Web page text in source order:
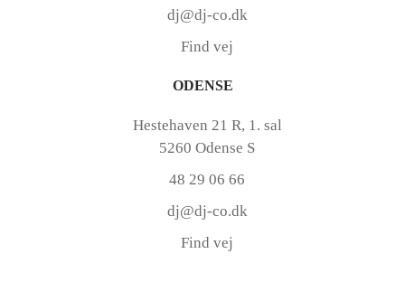
dj@dj-co.dk
Find vej
ODENSE
Hestehaven 21 R, 1. sal
5260 Odense S
48 29 06 66
dj@dj-co.dk
Find vej